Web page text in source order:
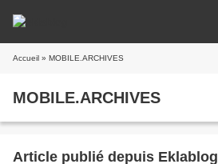
Accueil » MOBILE.ARCHIVES
MOBILE.ARCHIVES
Article publié depuis Eklablog